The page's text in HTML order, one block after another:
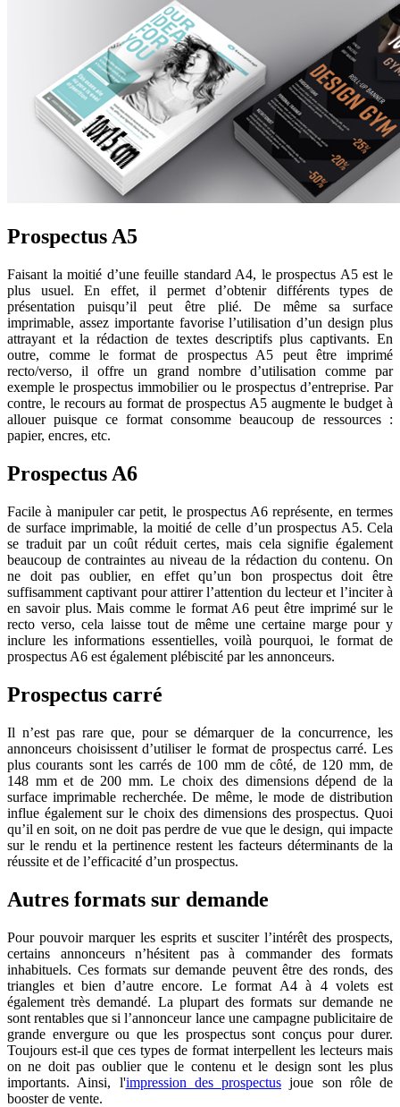
Prospectus A5
Faisant la moitié d’une feuille standard A4, le prospectus A5 est le
plus usuel. En effet, il permet d’obtenir différents types de
présentation puisqu’il peut être plié. De même sa surface
imprimable, assez importante favorise l’utilisation d’un design plus
attrayant et la rédaction de textes descriptifs plus captivants. En
outre, comme le format de prospectus A5 peut être imprimé
recto/verso, il offre un grand nombre d’utilisation comme par
exemple le prospectus immobilier ou le prospectus d’entreprise. Par
contre, le recours au format de prospectus A5 augmente le budget à
allouer puisque ce format consomme beaucoup de ressources :
papier, encres, etc.
Prospectus A6
Facile à manipuler car petit, le prospectus A6 représente, en termes
de surface imprimable, la moitié de celle d’un prospectus A5. Cela
se traduit par un coût réduit certes, mais cela signifie également
beaucoup de contraintes au niveau de la rédaction du contenu. On
ne doit pas oublier, en effet qu’un bon prospectus doit être
suffisamment captivant pour attirer l’attention du lecteur et l’inciter à
en savoir plus. Mais comme le format A6 peut être imprimé sur le
recto verso, cela laisse tout de même une certaine marge pour y
inclure les informations essentielles, voilà pourquoi, le format de
prospectus A6 est également plébiscité par les annonceurs.
Prospectus carré
Il n’est pas rare que, pour se démarquer de la concurrence, les
annonceurs choisissent d’utiliser le format de prospectus carré. Les
plus courants sont les carrés de 100 mm de côté, de 120 mm, de
148 mm et de 200 mm. Le choix des dimensions dépend de la
surface imprimable recherchée. De même, le mode de distribution
influe également sur le choix des dimensions des prospectus. Quoi
qu’il en soit, on ne doit pas perdre de vue que le design, qui impacte
sur le rendu et la pertinence restent les facteurs déterminants de la
réussite et de l’efficacité d’un prospectus.
Autres formats sur demande
Pour pouvoir marquer les esprits et susciter l’intérêt des prospects,
certains annonceurs n’hésitent pas à commander des formats
inhabituels. Ces formats sur demande peuvent être des ronds, des
triangles et bien d’autre encore. Le format A4 à 4 volets est
également très demandé. La plupart des formats sur demande ne
sont rentables que si l’annonceur lance une campagne publicitaire de
grande envergure ou que les prospectus sont conçus pour durer.
Toujours est-il que ces types de format interpellent les lecteurs mais
on ne doit pas oublier que le contenu et le design sont les plus
importants. Ainsi, l'impression des prospectus joue son rôle de
booster de vente.